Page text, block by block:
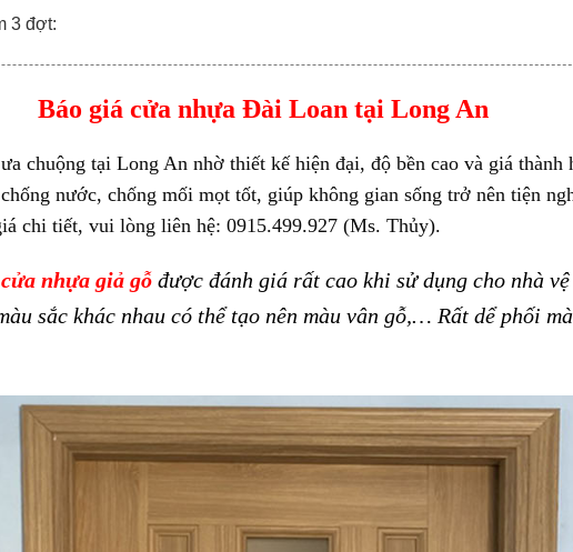
3 đợt:
Báo giá cửa nhựa Đài Loan tại Long An
chuộng tại Long An nhờ thiết kế hiện đại, độ bền cao và giá thành
nước, chống mối mọt tốt, giúp không gian sống trở nên tiện
chi tiết, vui lòng liên hệ: 0915.499.927 (Ms. Thủy).
cửa nhựa giả gỗ được đánh giá rất cao khi sử dụng cho nhà
sắc khác nhau có thể tạo nên màu vân gỗ,… Rất dể phối